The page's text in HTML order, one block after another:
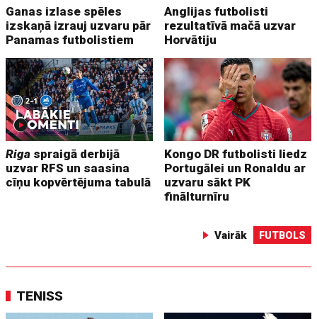
Ganas izlase spēles
izskaņā izrauj uzvaru pār
Panamas futbolistiem
Anglijas futbolisti
rezultatīvā mačā uzvar
Horvātiju
Riga spraigā derbijā
uzvar RFS un saasina
cīņu kopvērtējuma tabulā
Kongo DR futbolisti liedz
Portugālei un Ronaldu ar
uzvaru sākt PK
finālturnīru
Vairāk FUTBOLS
TENISS